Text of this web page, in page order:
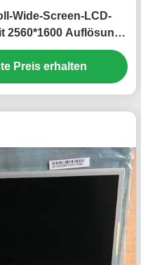
Wide-Screen-LCD-
2560*1600 Auflösung
m2 Helligkeit
Preis erhalten